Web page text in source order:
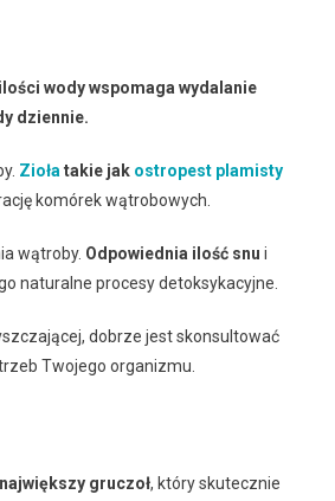
wody wspomaga wydalanie
dziennie.
Zioła takie jak ostropest plamisty
komórek wątrobowych.
wątroby. Odpowiednia ilość snu i
naturalne procesy detoksykacyjne.
dobrze jest skonsultować
Twojego organizmu.
największy gruczoł, który skutecznie